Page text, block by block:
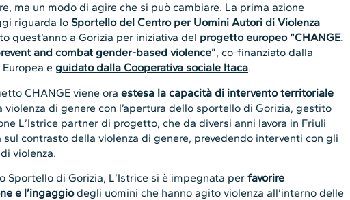
ma un modo di agire che si può cambiare. La prima azione
riguarda lo Sportello del Centro per Uomini Autori di Violenza
quest’anno a Gorizia per iniziativa del progetto europeo “CHANGE.
and combat gender-based violence”, co-finanziato dalla
Europea eguidato dalla Cooperativa sociale Itaca.
CHANGE viene oraestesa la capacità di intervento territoriale
violenza di genere con l’apertura dello sportello di Gorizia, gestito
L’Istrice partner di progetto, che da diversi anni lavora in Friuli
sul contrasto della violenza di genere, prevedendo interventi con gli
violenza.
Sportello di Gorizia, L’Istrice si è impegnata perfavorire
e l’ingaggiodegli uomini che hanno agito violenza all’interno delle